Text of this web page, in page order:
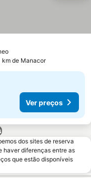
km de Manacor
Ver preços
dos sites de reserva
haver diferenças entre as
que estão disponíveis